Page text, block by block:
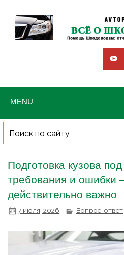
MENU
Подготовка кузова
требования и ошибки
действительно важно
7 июля, 2026 Вопрос-ответ